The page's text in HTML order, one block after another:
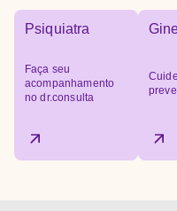
Psiquiatra
Faça seu
acompanhamento
no dr.consulta